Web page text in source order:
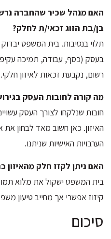
האם מנהל שכיר שהחברה
בן/בת הזוג זכאי/ת לחלק?
תלוי בנסיבות. בית המשפט
בעסק (כסף, עבודה, תמיכה
רשום, נקבעת זכאות לאיזון חלקי.
מה קורה לחובות העסק
חובות שנלקחו לצורך העסק
האיזון. כאן חשוב מאד לבחון את
הערבויות האישיות שניתנו.
האם ניתן לקזז חלק מהאיזון
בית המשפט ישקול את מלוא
קיזוז אפשרי אך מחייב טיעון
סיכום